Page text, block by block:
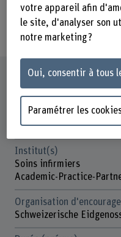
verschiedenen
bzw.
Fiche
Départements
Santé
Institut(s)
Soins infirmiers
Academic-Practice-
Organisation
Schweizerische
votre appareil afin
le site, d'analyser son
notre marketing ?
Oui, consentir à tous
Paramétrer les